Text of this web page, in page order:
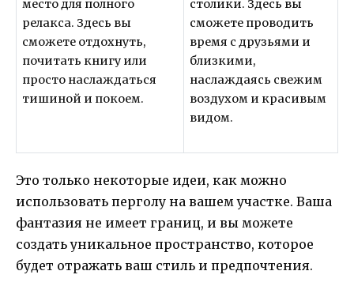
место для полного
релакса. Здесь вы
сможете отдохнуть,
почитать книгу или
просто наслаждаться
тишиной и покоем.
столики. Здесь вы
сможете проводить
время с друзьями и
близкими,
наслаждаясь свежим
воздухом и красивым
видом.
Это только некоторые идеи, как можно
использовать перголу на вашем участке. Ваша
фантазия не имеет границ, и вы можете
создать уникальное пространство, которое
будет отражать ваш стиль и предпочтения.